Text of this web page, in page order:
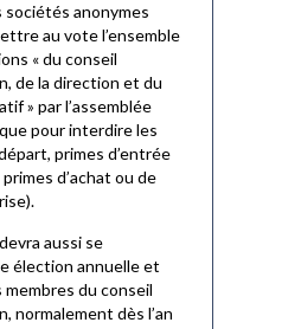
sociétés anonymes
au vote l’ensemble
« du conseil
de la direction et du
» par l’assemblée
pour interdire les
primes d’entrée
d’achat ou de
aussi se
élection annuelle et
du conseil
normalement dès l’an